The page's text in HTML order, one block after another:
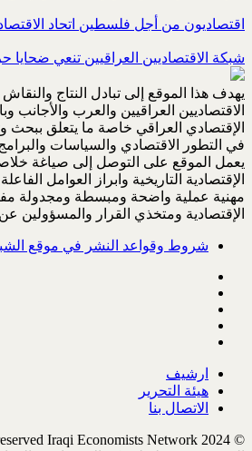
اقتصاديون من أجل فلسطين اتحاد
شبكة الاقتصاديين العراقيين تنعي ضحايا
يهدف هذا الموقع إلى تبادل النتاج
الاقتصاديين العراقيين والعرب والأجانب
الإقتصادي العراقي خاصة ما يتعلق ببحث
في التطور الاقتصادي والسياسات والبرامج
يعمل الموقع على التوصل إلى صياغة
الإقتصادية التاريخية وابراز العوامل
مهنية عملية واضحة ومبسطة ومجدولة
الإقتصادية ومتخذي القرار والمسؤولين عن
شروط وقواعد النشر في موقع
ارشيف
هيئة التحرير
الاتصال بنا